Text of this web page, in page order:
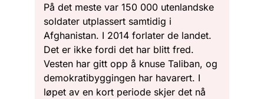
På det meste var 150 000 utenlandske
soldater utplassert samtidig i
Afghanistan. I 2014 forlater de landet.
Det er ikke fordi det har blitt fred.
Vesten har gitt opp å knuse Taliban, og
demokratibyggingen har havarert. I
løpet av en kort periode skjer det nå